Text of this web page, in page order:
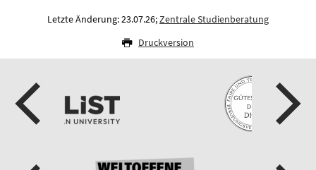
Letzte Änderung: 23.07.26;Zentrale Studienberatung
Druckversion